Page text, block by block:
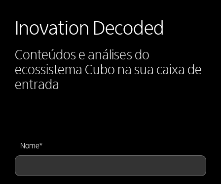
Inovation Decoded
Conteúdos e análises do
ecossistema Cubo na sua caixa de
entrada
Nome*